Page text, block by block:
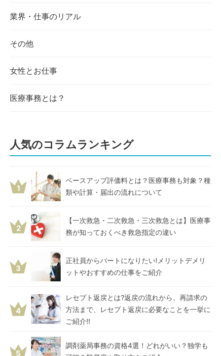
業界・仕事のリアル
その他
女性とお仕事
医療事務とは？
人気のコラムランキング
1
ベースアップ評価料とは？医療事務も対象？種
類や計算・届出の流れについて
2
【一次救急・二次救急・三次救急とは】医療事
務が知っておくべき救急指定の違い
3
正社員からパートになりたい!メリットデメリ
ットやおすすめの仕事をご紹介
4
レセプト返戻とは?返戻の流れから、再請求の
方法まで、レセプト返戻に必要なことを一挙に
ご紹介!!
5
調剤薬局事務の資格4選！どれがいい？独学も